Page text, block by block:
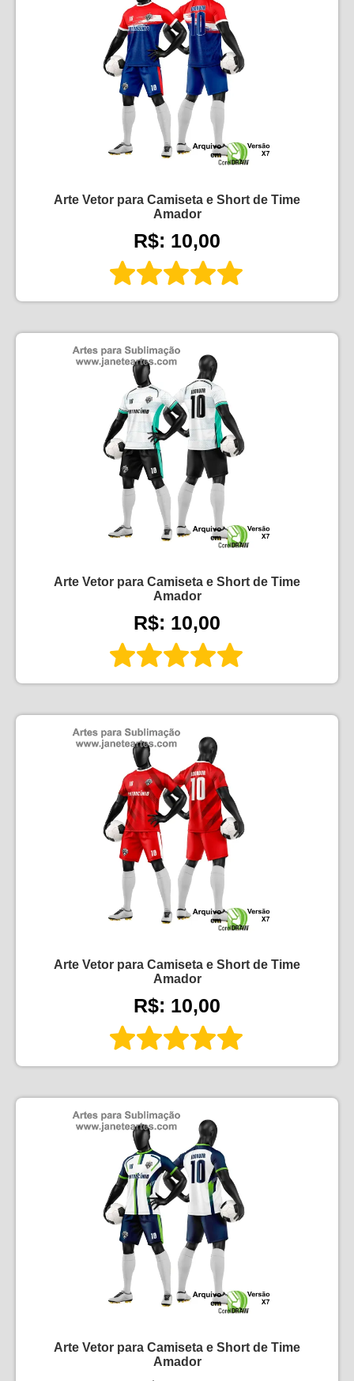
Arte Vetor para Camiseta e Short de Time
Amador
R$: 10,00
Arte Vetor para Camiseta e Short de Time
Amador
R$: 10,00
Arte Vetor para Camiseta e Short de Time
Amador
R$: 10,00
Arte Vetor para Camiseta e Short de Time
Amador